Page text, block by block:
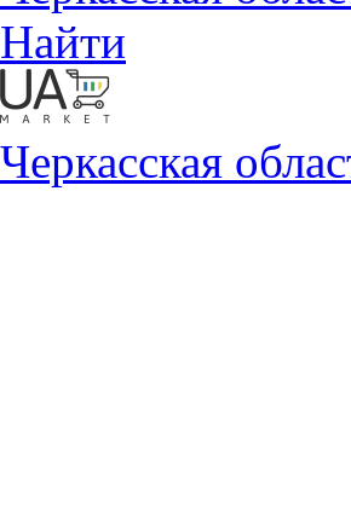
Найти
Черкасская